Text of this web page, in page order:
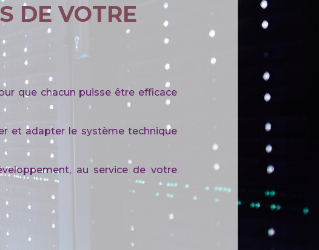
DE VOTRE
que chacun puisse être efficace
et adapter le système technique
au service de votre